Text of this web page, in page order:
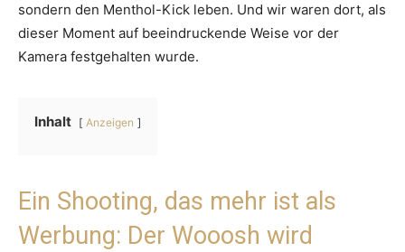
sondern den Menthol-Kick leben. Und wir waren dort, als
dieser Moment auf beeindruckende Weise vor der
Kamera festgehalten wurde.
Inhalt Anzeigen
Ein Shooting, das mehr ist als
Werbung: Der Wooosh wird